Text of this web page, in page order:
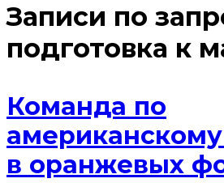
Записи по
подготовка к
Команда по
в оранжевых